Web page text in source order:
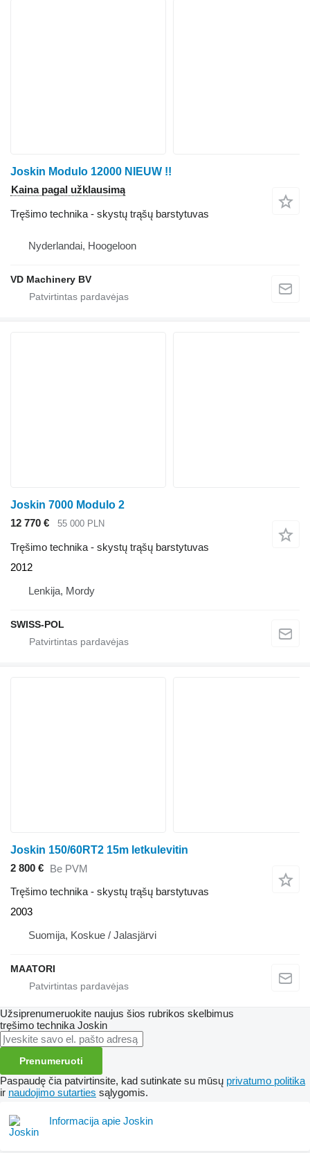
Joskin Modulo 12000 NIEUW !!
Kaina pagal užklausimą
Tręšimo technika - skystų trąšų barstytuvas
Nyderlandai, Hoogeloon
VD Machinery BV
Joskin 7000 Modulo 2
12 770 €
55 000 PLN
Tręšimo technika - skystų trąšų barstytuvas
2012
Lenkija, Mordy
SWISS-POL
Joskin 150/60RT2 15m letkulevitin
2 800 € Be PVM
Tręšimo technika - skystų trąšų barstytuvas
2003
Suomija, Koskue / Jalasjärvi
MAATORI
Užsiprenumeruokite naujus šios rubrikos skelbimus
tręšimo technika Joskin
Prenumeruoti
Paspaudę čia patvirtinsite, kad sutinkate su mūsų privatumo politika
ir naudojimo sutarties sąlygomis.
Informacija apie Joskin